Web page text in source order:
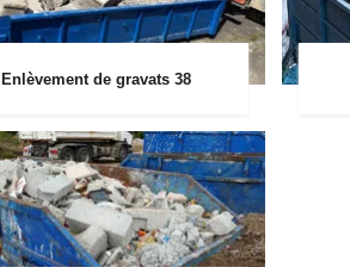
Enlèvement de gravats 38